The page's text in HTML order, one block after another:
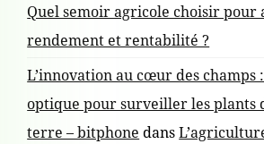
Quel semoir agricole choisir pour
rendement et rentabilité ?
L’innovation au cœur des champs
optique pour surveiller les plants
terre – bitphone dans